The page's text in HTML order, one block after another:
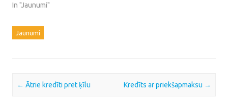
In "Jaunumi"
Jaunumi
Post navigation
← Ātrie kredīti pret ķīlu Kredīts ar priekšapmaksu →